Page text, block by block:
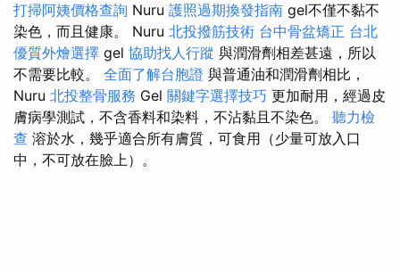
打掃阿姨價格查詢 Nuru 護照過期換發指南 gel不僅不黏不
染色，而且健康。 Nuru 北投撥筋技術 台中骨盆矯正 台北
優質外燴選擇 gel 協助找人行蹤 與潤滑劑相差甚遠，所以
不需要比較。 全面了解台胞證 與普通油和潤滑劑相比，
Nuru 北投整骨服務 Gel 關鍵字選擇技巧 更加耐用，經過皮
膚病學測試，不含香料和染料，不沾黏且不染色。 聽力檢
查 溶於水，幾乎適合所有膚質，可食用（少量可放入口
中，不可放在臉上）。